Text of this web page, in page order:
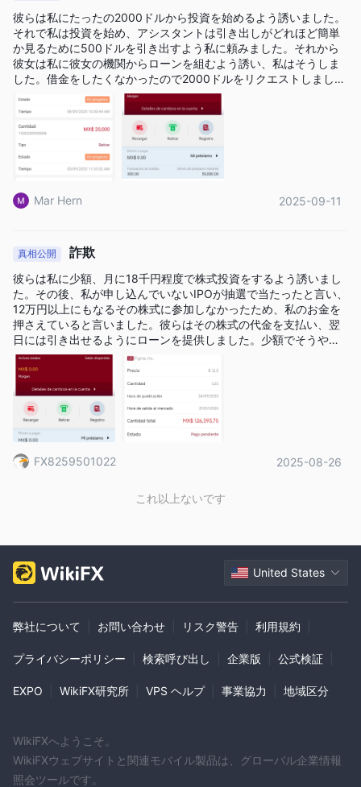
きますが、イスラム（スワップフリー）口座が利用可能である兆
候はありません。
レバレッジ
INVEXIAでは、トレーダーは 最大1:50
も大きなポジションを取引することができます。レバレッジは利
益を大きくする一方、損失をより確実にします。
INVEXIAと取引する際の手数料は業界平均です。このブローカー
取引プラットフォーム
入金と出金
INVEXIAは MasterCard、Visa、Apple Pay、PayPal、
UnionPay、Zimplerを通じて支払いを受け付けています。た
だし、入金および出金の処理時間や関連する手数料などの具体的
な情報は公開されていません。
彼らは私にたったの2000ドルから投資を始めるよう誘いました。
それで私は投資を始め、アシスタントは引き出しがどれほど簡単
か見るために500ドルを引き出すよう私に頼みました。それから
彼女は私に彼女の機関からローンを組むよう誘い、私はそうしま
した。借金をしたくなかったので2000ドルをリクエストしました
が、アシスタントはそれが少なすぎるからもっとリクエストする
よう言いました。前の2000ドルはキャンセルされるだろうと思
い、私は10,000ドルをリクエストしました。彼らは両方を承認
し、合計12,000ドルを貸し付けました。月末になると、期限が来
たので12,000ドルを支払うよう求められ、支払わないと最大3年
の懲役に直面する可能性があると言われました。お金を引き出せ
0％のVATを支払う必要があり、その後お金を引き出せると言いま
は私の預金を規制するために必要だと言ってさらに7,000ドルを要
求しました。私は支払い、彼らはさらに多くのお金を要求しまし
た。
Mar Hern 2025-09-11
真相公開 詐欺
彼らは私に少額、月に18千円程度で株式投資をするよう誘いまし
た。その後、私が申し込んでいないIPOが抽選で当たったと言い、
12万円以上にもなるその株式に参加しなかったため、私のお金を
押さえていると言いました。彼らはその株式の代金を支払い、翌
日には引き出せるようにローンを提供しました。少額でそうやっ
てやったのです—今はもっと多くのお金を入れさせようとしてお
り、同じことをするつもりです。
FX8259501022 2025-08-26
これ以上ないです
United States
弊社について お問い合わせ リスク警告 利用規約
プライバシーポリシー 検索呼び出し 企業版 公式検証
EXPO WikiFX研究所 VPS ヘルプ 事業協力 地域区分
WikiFXへようこそ。
WikiFXウェブサイトと関連モバイル製品は、グローバル企業情報
照会ツールです。